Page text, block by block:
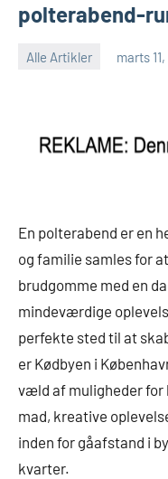
polterabend-
Alle Artikler marts
En polterabend er en
og familie samles for
brudgomme med en
mindeværdige
perfekte sted til at
er Kødbyen i
væld af muligheder
mad, kreative
inden for gåafstand i
kvarter.